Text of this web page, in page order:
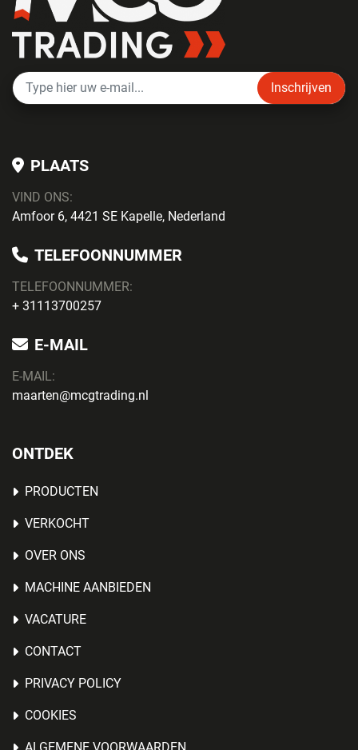
Inschrijven
PLAATS
VIND ONS:
Amfoor 6, 4421 SE Kapelle, Nederland
TELEFOONNUMMER
TELEFOONNUMMER:
+ 31113700257
E-MAIL
E-MAIL:
maarten@mcgtrading.nl
ONTDEK
PRODUCTEN
VERKOCHT
OVER ONS
MACHINE AANBIEDEN
VACATURE
CONTACT
PRIVACY POLICY
COOKIES